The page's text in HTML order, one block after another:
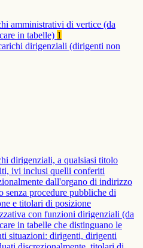
amministrativi di vertice (da
in tabelle) 1
dirigenziali (dirigenti non
dirigenziali, a qualsiasi titolo
ivi inclusi quelli conferiti
dall'organo di indirizzo
senza procedure pubbliche di
e titolari di posizione
con funzioni dirigenziali (da
in tabelle che distinguano le
situazioni: dirigenti, dirigenti